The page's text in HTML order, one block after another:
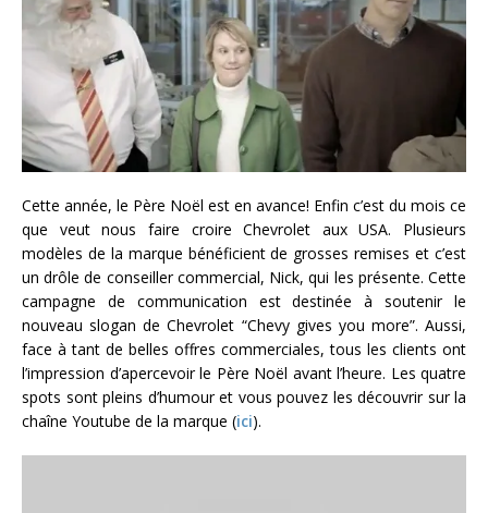
Cette année, le Père Noël est en avance! Enfin c’est du mois ce
que veut nous faire croire Chevrolet aux USA. Plusieurs
modèles de la marque bénéficient de grosses remises et c’est
un drôle de conseiller commercial, Nick, qui les présente. Cette
campagne de communication est destinée à soutenir le
nouveau slogan de Chevrolet “Chevy gives you more”. Aussi,
face à tant de belles offres commerciales, tous les clients ont
l’impression d’apercevoir le Père Noël avant l’heure. Les quatre
spots sont pleins d’humour et vous pouvez les découvrir sur la
chaîne Youtube de la marque (ici).